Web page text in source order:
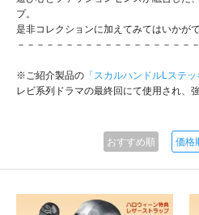
プ。
是非コレクションに加えてみてはいかが
－－－－－－－－－－－－－－－－－－
※ご紹介製品の 「スカルハンドルLステ
レビ系列ドラマの最終回にて使用され、
おすすめ順 価格